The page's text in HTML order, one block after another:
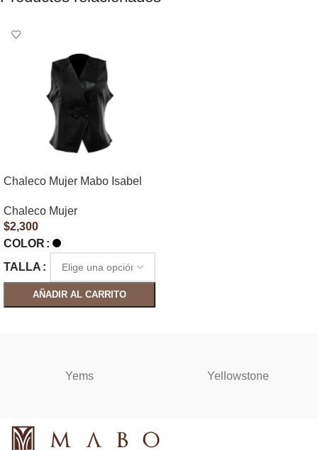
Chaleco Mujer Mabo Isabel
Chaleco Mujer
$2,300
COLOR
TALLA
AÑADIR AL CARRITO
Yems Yellowstone